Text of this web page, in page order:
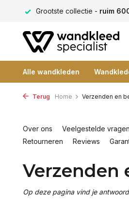
Grootste collectie - ruim
Alle wandkleden
Terug Home Verzenden en
Over ons Veelgestelde
Retourneren
Reviews
Verzenden
Op deze pagina vind je